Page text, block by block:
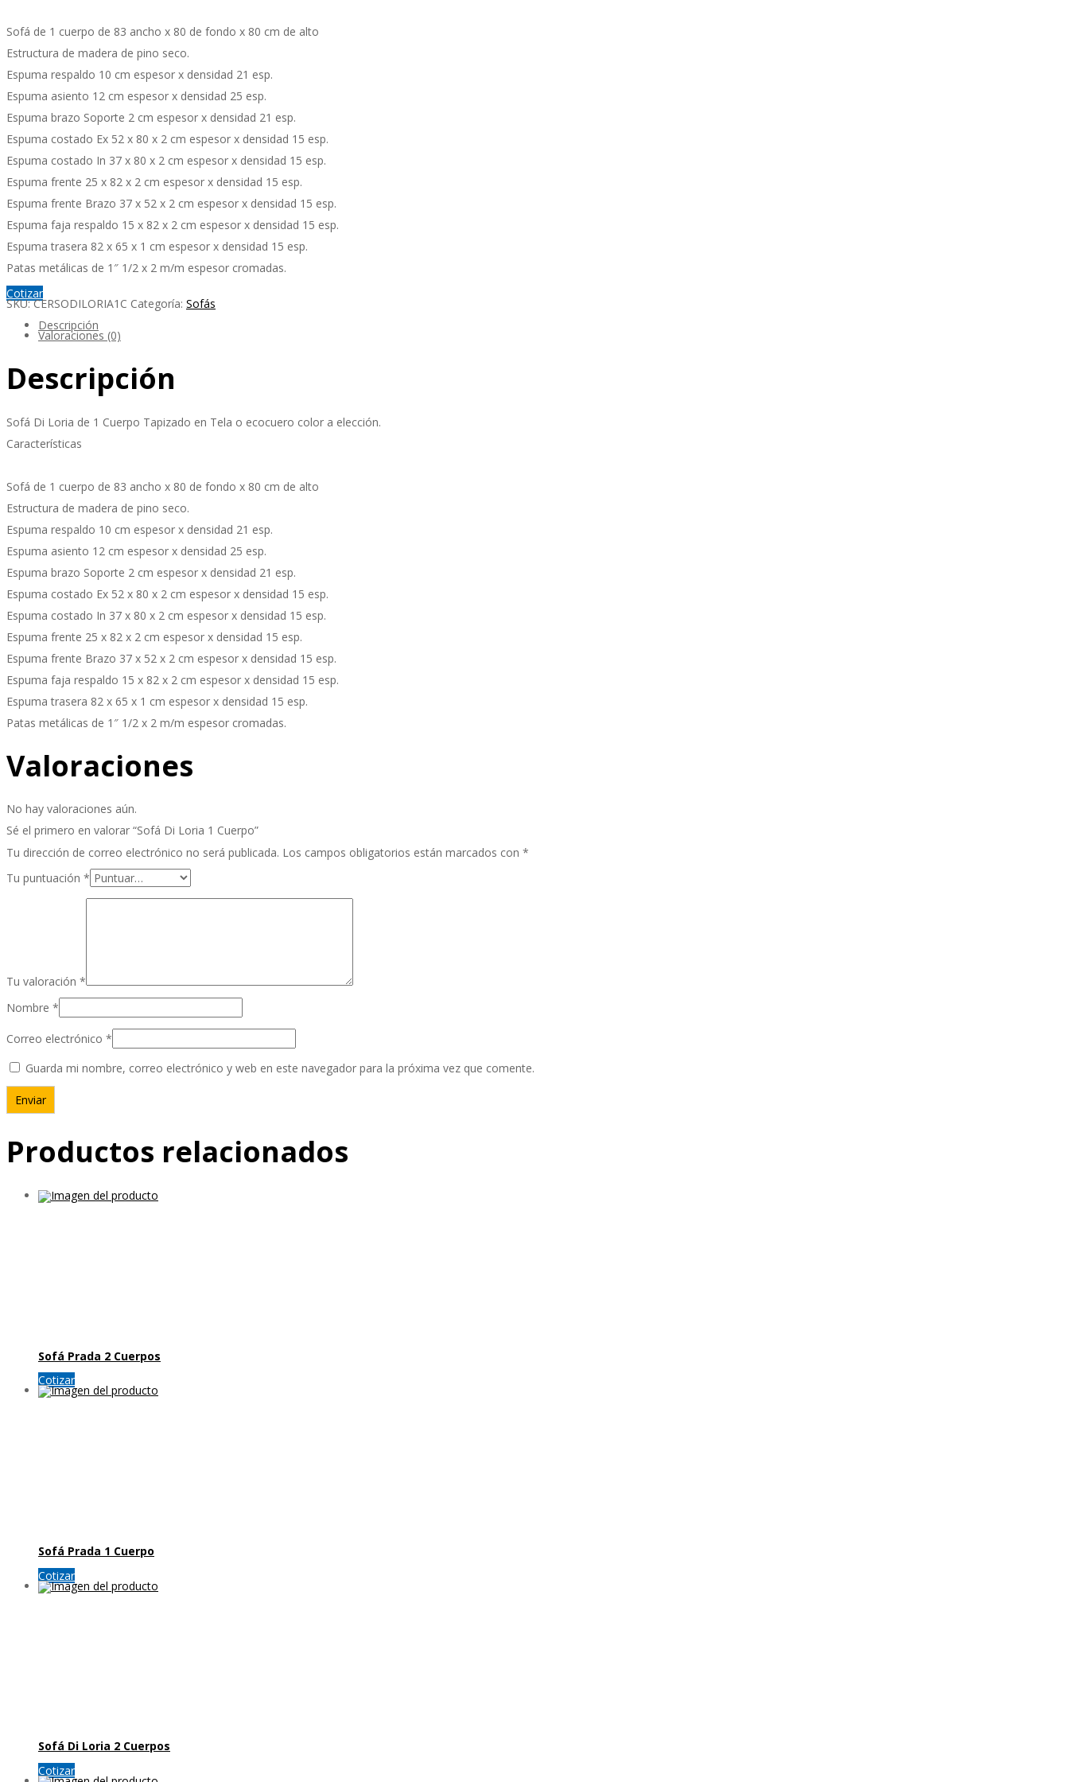
Sofá de 1 cuerpo de 83 ancho x 80 de fondo x 80 cm de alto
Estructura de madera de pino seco.
Espuma respaldo 10 cm espesor x densidad 21 esp.
Espuma asiento 12 cm espesor x densidad 25 esp.
Espuma brazo Soporte 2 cm espesor x densidad 21 esp.
Espuma costado Ex 52 x 80 x 2 cm espesor x densidad 15 esp.
Espuma costado In 37 x 80 x 2 cm espesor x densidad 15 esp.
Espuma frente 25 x 82 x 2 cm espesor x densidad 15 esp.
Espuma frente Brazo 37 x 52 x 2 cm espesor x densidad 15 esp.
Espuma faja respaldo 15 x 82 x 2 cm espesor x densidad 15 esp.
Espuma trasera 82 x 65 x 1 cm espesor x densidad 15 esp.
Patas metálicas de 1″ 1/2 x 2 m/m espesor cromadas.
Cotizar
SKU:CERSODILORIA1C Categoría: Sofás
Descripción
Valoraciones (0)
Descripción
Sofá Di Loria de 1 Cuerpo Tapizado en Tela o ecocuero color a elección.
Características
Sofá de 1 cuerpo de 83 ancho x 80 de fondo x 80 cm de alto
Estructura de madera de pino seco.
Espuma respaldo 10 cm espesor x densidad 21 esp.
Espuma asiento 12 cm espesor x densidad 25 esp.
Espuma brazo Soporte 2 cm espesor x densidad 21 esp.
Espuma costado Ex 52 x 80 x 2 cm espesor x densidad 15 esp.
Espuma costado In 37 x 80 x 2 cm espesor x densidad 15 esp.
Espuma frente 25 x 82 x 2 cm espesor x densidad 15 esp.
Espuma frente Brazo 37 x 52 x 2 cm espesor x densidad 15 esp.
Espuma faja respaldo 15 x 82 x 2 cm espesor x densidad 15 esp.
Espuma trasera 82 x 65 x 1 cm espesor x densidad 15 esp.
Patas metálicas de 1″ 1/2 x 2 m/m espesor cromadas.
Valoraciones
No hay valoraciones aún.
Sé el primero en valorar “Sofá Di Loria 1 Cuerpo”
Tu dirección de correo electrónico no será publicada. Los campos obligatorios están marcados con *
Tu puntuación *
Tu valoración *
Nombre *
Correo electrónico *
Guarda mi nombre, correo electrónico y web en este navegador para la próxima vez que comente.
Productos relacionados
Sofá Prada 2 Cuerpos
Cotizar
Sofá Prada 1 Cuerpo
Cotizar
Sofá Di Loria 2 Cuerpos
Cotizar